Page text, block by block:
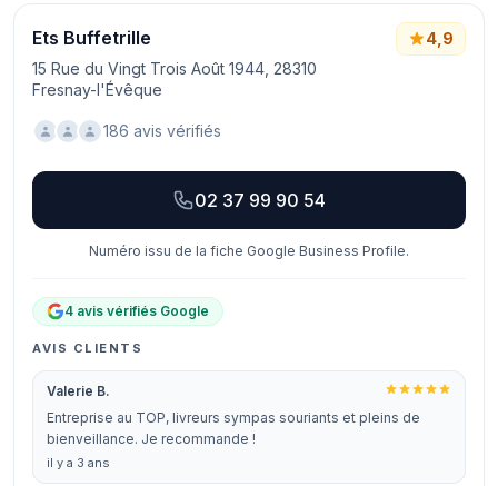
Ets Buffetrille
15 Rue du Vingt Trois Août 1944, 28310
Fresnay-l'Évêque
4,9
186 avis vérifiés
02 37 99 90 54
Numéro issu de la fiche Google Business Profile.
4 avis vérifiés Google
AVIS CLIENTS
Valerie B.
Entreprise au TOP, livreurs sympas souriants et pleins de
bienveillance. Je recommande !
il y a 3 ans